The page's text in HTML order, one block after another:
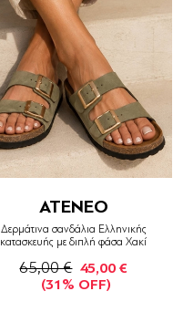
ATENEO
Δερμάτινα σανδάλια Ελληνικής
κατασκευής με διπλή φάσα Χακί
65,00 € 45,00 €
(31% OFF)